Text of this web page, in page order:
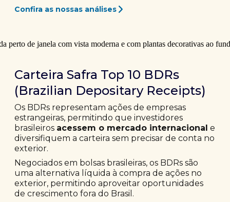
Confira as nossas análises
Carteira Safra Top 10 BDRs
(Brazilian Depositary Receipts)
Os BDRs representam ações de empresas
estrangeiras, permitindo que investidores
brasileiros acessem o mercado internacional e
diversifiquem a carteira sem precisar de conta no
exterior.
Negociados em bolsas brasileiras, os BDRs são
uma alternativa líquida à compra de ações no
exterior, permitindo aproveitar oportunidades
de crescimento fora do Brasil.